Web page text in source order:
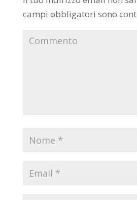
campi obbligatori sono